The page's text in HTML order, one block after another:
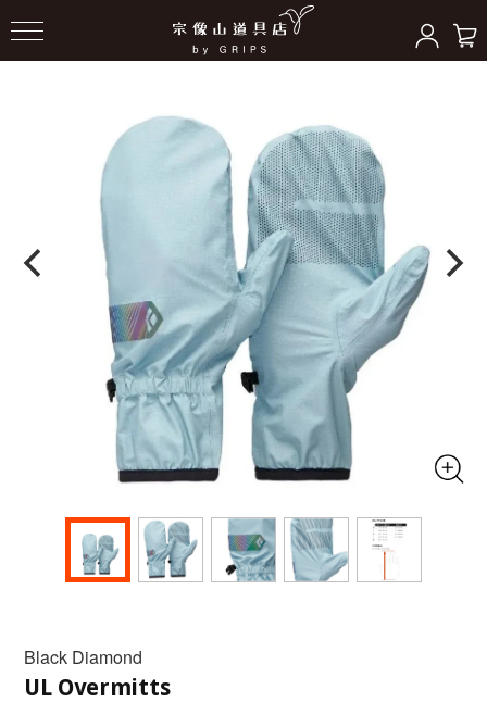
Black Diamond
UL Overmitts